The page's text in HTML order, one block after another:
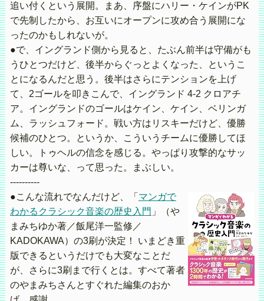
追い付くという展開。まあ、序盤にハリー・ケインがPK
で先制したから、お互いにオープンに攻め合う展開にな
ったのかもしれないが。
●で、イングランド側から見ると、たぶん前半は守備がも
うひとつだけど、後半からぐっとよくなった、というこ
とになるんだと思う。後半はさらにテンションを上げ
て、2ゴールを叩きこんで、イングランド 4-2 クロアチ
ア。イングランドのゴールはケイン、ケイン、ベリンガ
ム、ラッシュフォード。戦い方はリスキーだけど、優勝
候補のひとつ。というか、こういうチームに優勝してほ
しい。トゥヘルの信念を感じる。やっぱり攻撃的なサッ
カーは尊いな、って思った。まぶしい。
----------
●こんな流れでなんだけど、「 マンガで
わかるクラシック音楽の歴史入門 」（や
まみちゆか著／飯尾洋一監修／
KADOKAWA）の3刷が決定！ いまどき重
版できるというだけでも大変なことだ
が、さらに3刷まで行くとは。すべて著者
のやまみちさんとすぐれた編集のおか